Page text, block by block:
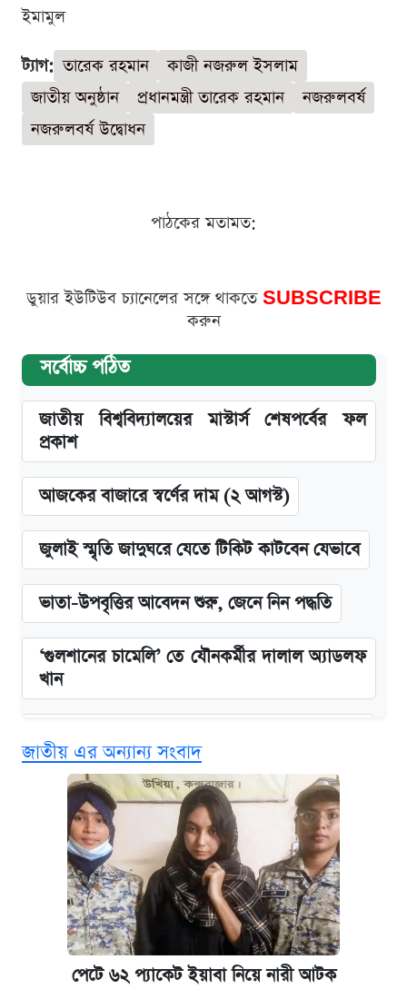
ইমামুল
ট্যাগ: তারেক রহমান
কাজী নজরুল ইসলাম
জাতীয় অনুষ্ঠান
প্রধানমন্ত্রী তারেক রহমান
নজরুলবর্ষ
নজরুলবর্ষ উদ্বোধন
পাঠকের মতামত:
ডুয়ার ইউটিউব চ্যানেলের সঙ্গে থাকতে SUBSCRIBE
করুন
সর্বোচ্চ পঠিত
জাতীয় বিশ্ববিদ্যালয়ের মাস্টার্স শেষপর্বের ফল
প্রকাশ
আজকের বাজারে স্বর্ণের দাম (২ আগস্ট)
জুলাই স্মৃতি জাদুঘরে যেতে টিকিট কাটবেন যেভাবে
ভাতা-উপবৃত্তির আবেদন শুরু, জেনে নিন পদ্ধতি
‘গুলশানের চামেলি’ তে যৌনকর্মীর দালাল অ্যাডলফ
খান
এক ক্লিকে জেনে নিন আইফোন ১৮ প্রো ম্যাক্সের
দাম ও ফিচার
আজকের বাজারে স্বর্ণের দাম (৪ আগস্ট)
নবম জাতীয় পে-স্কেল নিয়ে সর্বশেষ যা জানা গেল
পাঁচ দপ্তরে নতুন সচিব নিয়োগ দিল সরকার
জাতীয় এর অন্যান্য সংবাদ
পেটে ৬২ প্যাকেট ইয়াবা নিয়ে নারী আটক